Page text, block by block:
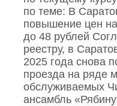
по теме: В
повышение цен
до 48 рублей
реестру, в
2025 года снова
проезда на ряде
обслуживаемых
ансамбль